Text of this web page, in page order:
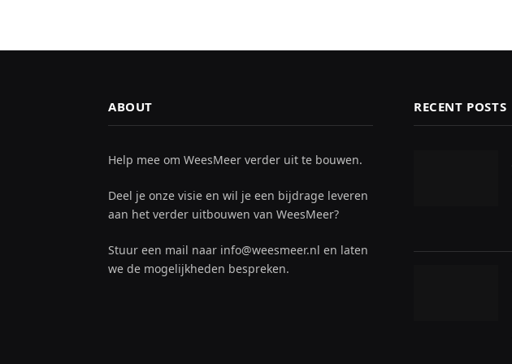
ABOUT
Help mee om WeesMeer verder uit te bouwen.
Deel je onze visie en wil je een bijdrage leveren
aan het verder uitbouwen van WeesMeer?
Stuur een mail naar info@weesmeer.nl en laten
we de mogelijkheden bespreken.
RECENT POSTS